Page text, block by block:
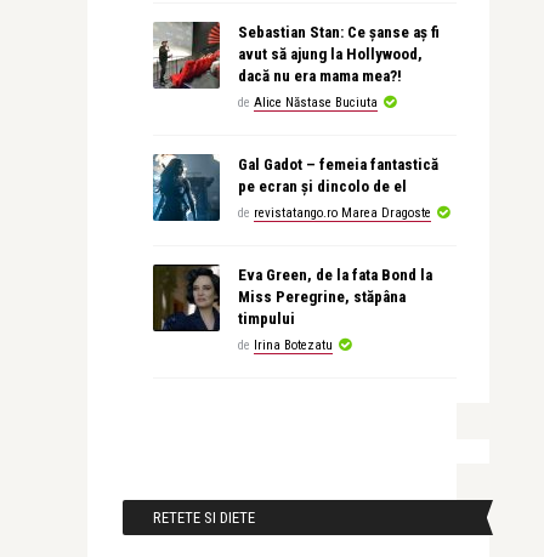
Sebastian Stan: Ce șanse aș fi
avut să ajung la Hollywood,
dacă nu era mama mea?!
de Alice Năstase Buciuta
Gal Gadot – femeia fantastică
pe ecran și dincolo de el
de revistatango.ro Marea Dragoste
Eva Green, de la fata Bond la
Miss Peregrine, stăpâna
timpului
de Irina Botezatu
RETETE SI DIETE